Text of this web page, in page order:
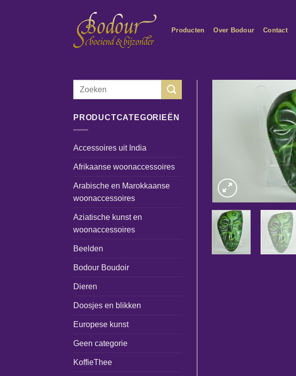
Producten Over Bodour Contact
Zoeken
PRODUCTCATEGORIEËN
Accessoires uit India
Afrikaanse woonaccessoires
Arabische en Marokkaanse
woonaccessoires
Aziatische kunst en
woonaccessoires
Beelden
Bodour Boudoir
Dieren
Doosjes en blikken
Europese kunst
Geen categorie
KoffieThee